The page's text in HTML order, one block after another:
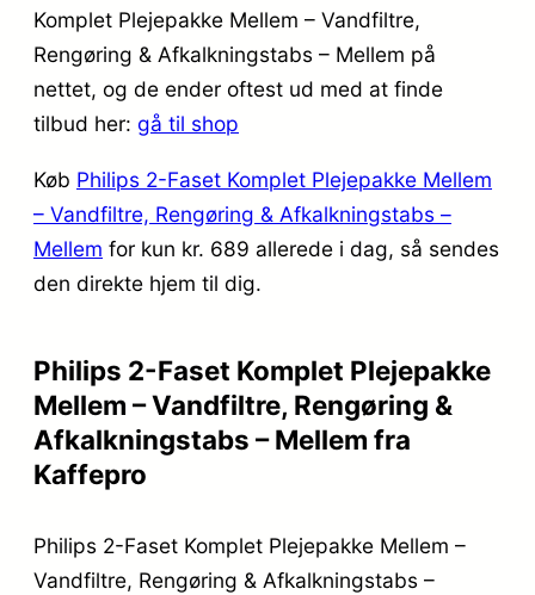
Komplet Plejepakke Mellem – Vandfiltre,
Rengøring & Afkalkningstabs – Mellem på
nettet, og de ender oftest ud med at finde
tilbud her: gå til shop
Køb Philips 2-Faset Komplet Plejepakke Mellem
– Vandfiltre, Rengøring & Afkalkningstabs –
Mellem for kun kr. 689 allerede i dag, så sendes
den direkte hjem til dig.
Philips 2-Faset Komplet Plejepakke
Mellem – Vandfiltre, Rengøring &
Afkalkningstabs – Mellem fra
Kaffepro
Philips 2-Faset Komplet Plejepakke Mellem –
Vandfiltre, Rengøring & Afkalkningstabs –